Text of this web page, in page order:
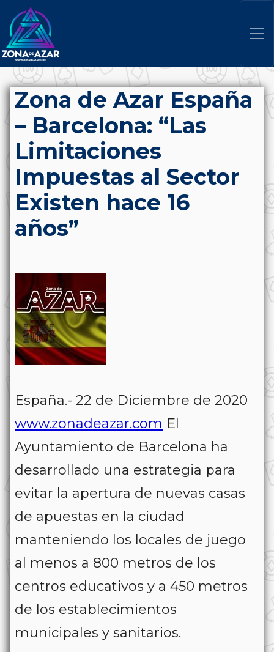
Zona de Azar España
– Barcelona: “Las
Limitaciones
Impuestas al Sector
Existen hace 16
años”
España.- 22 de Diciembre de 2020
www.zonadeazar.com El
Ayuntamiento de Barcelona ha
desarrollado una estrategia para
evitar la apertura de nuevas casas
de apuestas en la ciudad
manteniendo los locales de juego
al menos a 800 metros de los
centros educativos y a 450 metros
de los establecimientos
municipales y sanitarios.